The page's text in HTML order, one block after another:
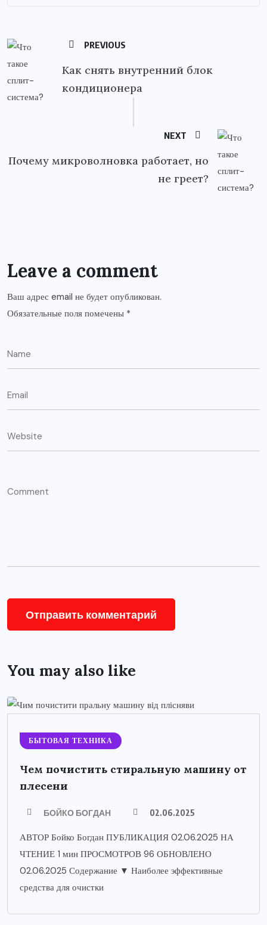
PREVIOUS
Как снять внутренний блок
кондиционера
NEXT
Почему микроволновка работает, но
не греет?
Leave a comment
Ваш адрес email не будет опубликован.
Обязательные поля помечены *
You may also like
БЫТОВАЯ ТЕХНИКА
Чем почистить стиральную машину от
плесени
БОЙКО БОГДАН 02.06.2025
АВТОР Бойко Богдан ПУБЛИКАЦИЯ 02.06.2025 НА
ЧТЕНИЕ 1 мин ПРОСМОТРОВ 96 ОБНОВЛЕНО
02.06.2025 Содержание ▼ Наиболее эффективные
средства для очистки